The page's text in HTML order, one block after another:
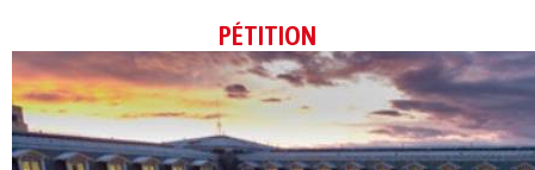
PÉTITION